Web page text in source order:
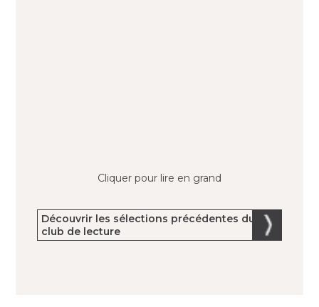
Cliquer pour lire en grand
Découvrir les sélections précédentes du
club de lecture